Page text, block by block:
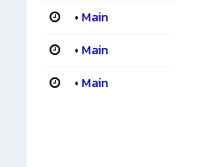
• Main
• Main
• Main